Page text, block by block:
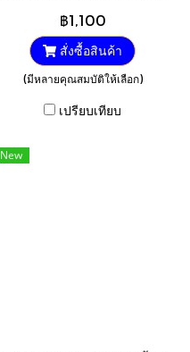
฿1,100
สั่งซื้อสินค้า
(มีหลายคุณสมบัติให้เลือก)
เปรียบเทียบ
New